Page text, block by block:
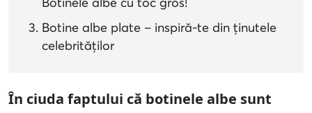
Botine albe plate – inspiră-te din ținutele
celebrităților
În ciuda faptului că botinele albe sunt